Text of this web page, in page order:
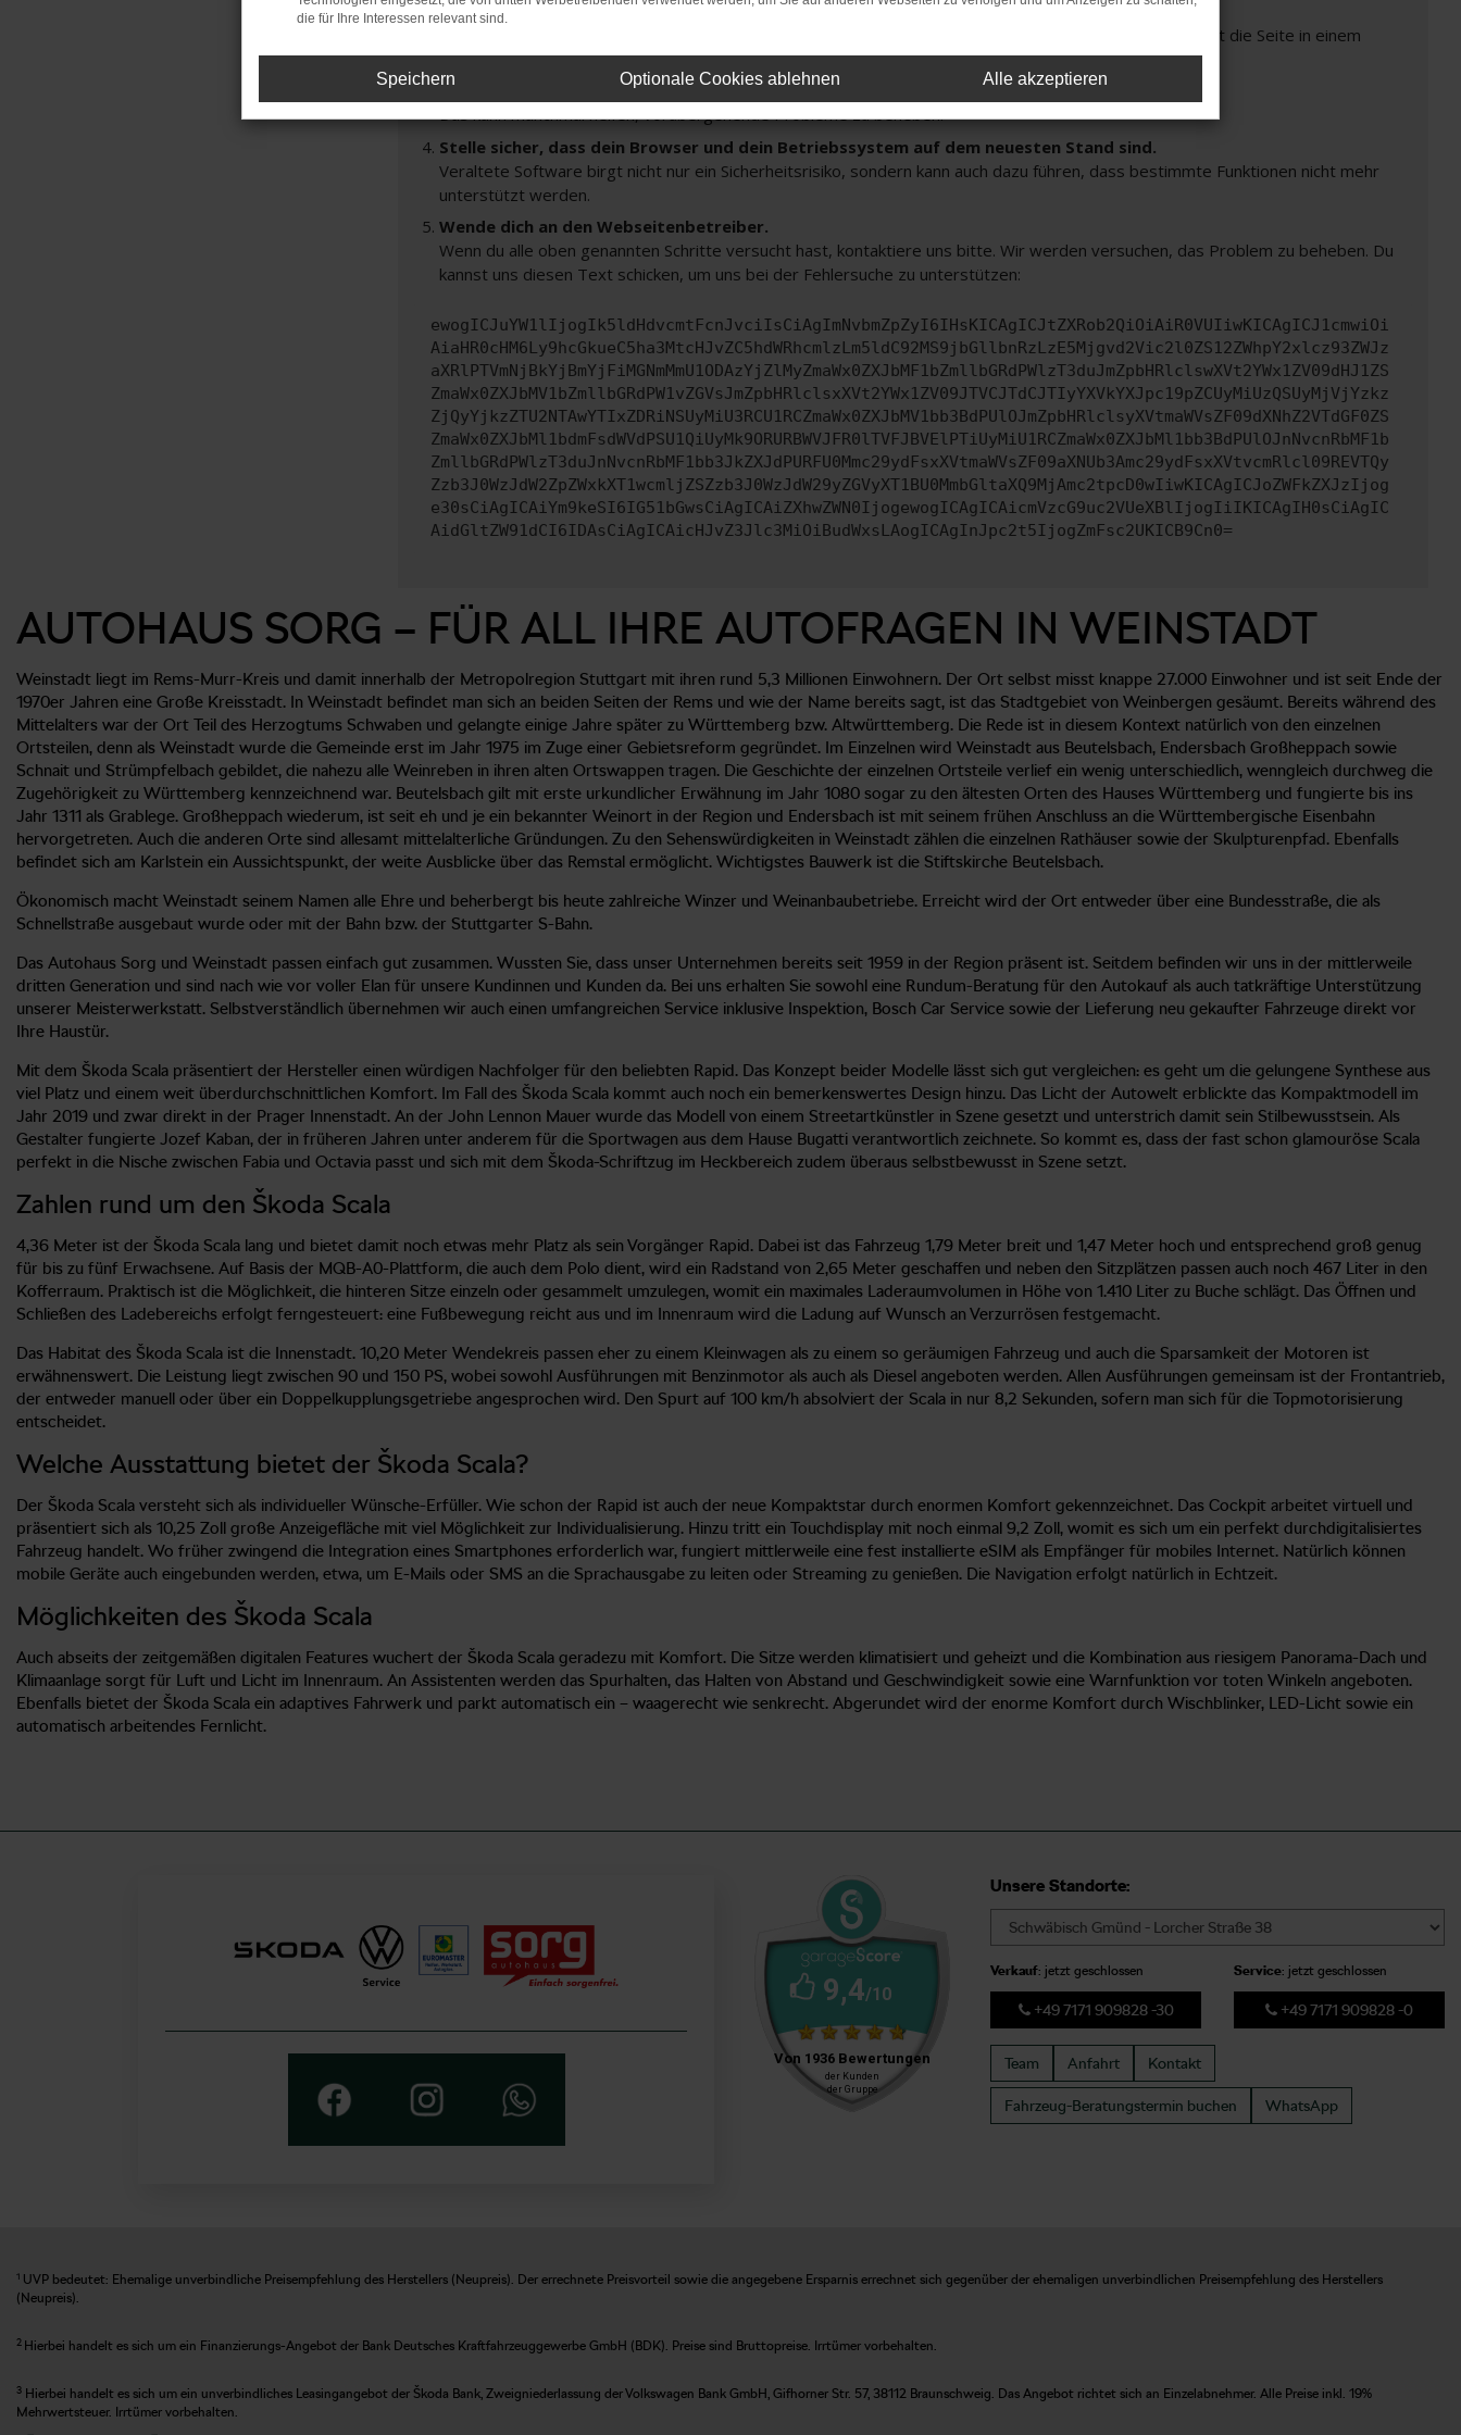
Prüfe deine Browsererweiterungen.
Manche Erweiterungen, wie Werbeblocker, können das Laden bestimmter Seiten verhindern. Funktioniert die Seite in einem
anderen Browser oder in einem privaten Fenster?
Starte dein Gerät neu.
Das kann manchmal helfen, vorübergehende Probleme zu beheben.
Stelle sicher, dass dein Browser und dein Betriebssystem auf dem neuesten Stand sind.
Veraltete Software birgt nicht nur ein Sicherheitsrisiko, sondern kann auch dazu führen, dass bestimmte Funktionen nicht mehr
unterstützt werden.
Wende dich an den Webseitenbetreiber.
Wenn du alle oben genannten Schritte versucht hast, kontaktiere uns bitte. Wir werden versuchen, das Problem zu beheben. Du
kannst uns diesen Text schicken, um uns bei der Fehlersuche zu unterstützen:
ewogICJuYW1lIjogIk5ldHdvcmtFcnJvciIsCiAgImNvbmZpZyI6IHsKICAgICJtZXRob2QiOiAiR0VUIiwKICAgICJ1cmwiOi
AiaHR0cHM6Ly9hcGkueC5ha3MtcHJvZC5hdWRhcmlzLm5ldC92MS9jbGllbnRzLzE5Mjgvd2Vic2l0ZS12ZWhpY2xlcz93ZWJz
aXRlPTVmNjBkYjBmYjFiMGNmMmU1ODAzYjZlMyZmaWx0ZXJbMF1bZmllbGRdPWlzT3duJmZpbHRlclswXVt2YWx1ZV09dHJ1ZS
ZmaWx0ZXJbMV1bZmllbGRdPW1vZGVsJmZpbHRlclsxXVt2YWx1ZV09JTVCJTdCJTIyYXVkYXJpc19pZCUyMiUzQSUyMjVjYzkz
ZjQyYjkzZTU2NTAwYTIxZDRiNSUyMiU3RCU1RCZmaWx0ZXJbMV1bb3BdPUlOJmZpbHRlclsyXVtmaWVsZF09dXNhZ2VTdGF0ZS
ZmaWx0ZXJbMl1bdmFsdWVdPSU1QiUyMk9ORURBWVJFR0lTVFJBVElPTiUyMiU1RCZmaWx0ZXJbMl1bb3BdPUlOJnNvcnRbMF1b
ZmllbGRdPWlzT3duJnNvcnRbMF1bb3JkZXJdPURFU0Mmc29ydFsxXVtmaWVsZF09aXNUb3Amc29ydFsxXVtvcmRlcl09REVTQy
Zzb3J0WzJdW2ZpZWxkXT1wcmljZSZzb3J0WzJdW29yZGVyXT1BU0MmbGltaXQ9MjAmc2tpcD0wIiwKICAgICJoZWFkZXJzIjog
e30sCiAgICAiYm9keSI6IG51bGwsCiAgICAiZXhwZWN0IjogewogICAgICAicmVzcG9uc2VUeXBlIjogIiIKICAgIH0sCiAgIC
AidGltZW91dCI6IDAsCiAgICAicHJvZ3Jlc3MiOiBudWxsLAogICAgInJpc2t5IjogZmFsc2UKICB9Cn0=
AUTOHAUS SORG – FÜR ALL IHRE AUTOFRAGEN IN WEINSTADT
Weinstadt liegt im Rems-Murr-Kreis und damit innerhalb der Metropolregion Stuttgart mit ihren rund 5,3 Millionen Einwohnern. Der Ort selbst misst knappe 27.000 Einwohner und ist seit Ende der
1970er Jahren eine Große Kreisstadt. In Weinstadt befindet man sich an beiden Seiten der Rems und wie der Name bereits sagt, ist das Stadtgebiet von Weinbergen gesäumt. Bereits während des
Mittelalters war der Ort Teil des Herzogtums Schwaben und gelangte einige Jahre später zu Württemberg bzw. Altwürttemberg. Die Rede ist in diesem Kontext natürlich von den einzelnen
Ortsteilen, denn als Weinstadt wurde die Gemeinde erst im Jahr 1975 im Zuge einer Gebietsreform gegründet. Im Einzelnen wird Weinstadt aus Beutelsbach, Endersbach Großheppach sowie
Schnait und Strümpfelbach gebildet, die nahezu alle Weinreben in ihren alten Ortswappen tragen. Die Geschichte der einzelnen Ortsteile verlief ein wenig unterschiedlich, wenngleich durchweg die
Zugehörigkeit zu Württemberg kennzeichnend war. Beutelsbach gilt mit erste urkundlicher Erwähnung im Jahr 1080 sogar zu den ältesten Orten des Hauses Württemberg und fungierte bis ins
Jahr 1311 als Grablege. Großheppach wiederum, ist seit eh und je ein bekannter Weinort in der Region und Endersbach ist mit seinem frühen Anschluss an die Württembergische Eisenbahn
hervorgetreten. Auch die anderen Orte sind allesamt mittelalterliche Gründungen. Zu den Sehenswürdigkeiten in Weinstadt zählen die einzelnen Rathäuser sowie der Skulpturenpfad. Ebenfalls
befindet sich am Karlstein ein Aussichtspunkt, der weite Ausblicke über das Remstal ermöglicht. Wichtigstes Bauwerk ist die Stiftskirche Beutelsbach.
Ökonomisch macht Weinstadt seinem Namen alle Ehre und beherbergt bis heute zahlreiche Winzer und Weinanbaubetriebe. Erreicht wird der Ort entweder über eine Bundesstraße, die als
Schnellstraße ausgebaut wurde oder mit der Bahn bzw. der Stuttgarter S-Bahn.
Das Autohaus Sorg und Weinstadt passen einfach gut zusammen. Wussten Sie, dass unser Unternehmen bereits seit 1959 in der Region präsent ist. Seitdem befinden wir uns in der mittlerweile
dritten Generation und sind nach wie vor voller Elan für unsere Kundinnen und Kunden da. Bei uns erhalten Sie sowohl eine Rundum-Beratung für den Autokauf als auch tatkräftige Unterstützung
unserer Meisterwerkstatt. Selbstverständlich übernehmen wir auch einen umfangreichen Service inklusive Inspektion, Bosch Car Service sowie der Lieferung neu gekaufter Fahrzeuge direkt vor
Ihre Haustür.
Mit dem Škoda Scala präsentiert der Hersteller einen würdigen Nachfolger für den beliebten Rapid. Das Konzept beider Modelle lässt sich gut vergleichen: es geht um die gelungene Synthese aus
viel Platz und einem weit überdurchschnittlichen Komfort. Im Fall des Škoda Scala kommt auch noch ein bemerkenswertes Design hinzu. Das Licht der Autowelt erblickte das Kompaktmodell im
Jahr 2019 und zwar direkt in der Prager Innenstadt. An der John Lennon Mauer wurde das Modell von einem Streetartkünstler in Szene gesetzt und unterstrich damit sein Stilbewusstsein. Als
Gestalter fungierte Jozef Kaban, der in früheren Jahren unter anderem für die Sportwagen aus dem Hause Bugatti verantwortlich zeichnete. So kommt es, dass der fast schon glamouröse Scala
perfekt in die Nische zwischen Fabia und Octavia passt und sich mit dem Škoda-Schriftzug im Heckbereich zudem überaus selbstbewusst in Szene setzt.
Zahlen rund um den Škoda Scala
4,36 Meter ist der Škoda Scala lang und bietet damit noch etwas mehr Platz als sein Vorgänger Rapid. Dabei ist das Fahrzeug 1,79 Meter breit und 1,47 Meter hoch und entsprechend groß genug
für bis zu fünf Erwachsene. Auf Basis der MQB-A0-Plattform, die auch dem Polo dient, wird ein Radstand von 2,65 Meter geschaffen und neben den Sitzplätzen passen auch noch 467 Liter in den
Kofferraum. Praktisch ist die Möglichkeit, die hinteren Sitze einzeln oder gesammelt umzulegen, womit ein maximales Laderaumvolumen in Höhe von 1.410 Liter zu Buche schlägt. Das Öffnen und
Schließen des Ladebereichs erfolgt ferngesteuert: eine Fußbewegung reicht aus und im Innenraum wird die Ladung auf Wunsch an Verzurrösen festgemacht.
Das Habitat des Škoda Scala ist die Innenstadt. 10,20 Meter Wendekreis passen eher zu einem Kleinwagen als zu einem so geräumigen Fahrzeug und auch die Sparsamkeit der Motoren ist
erwähnenswert. Die Leistung liegt zwischen 90 und 150 PS, wobei sowohl Ausführungen mit Benzinmotor als auch als Diesel angeboten werden. Allen Ausführungen gemeinsam ist der Frontantrieb,
der entweder manuell oder über ein Doppelkupplungsgetriebe angesprochen wird. Den Spurt auf 100 km/h absolviert der Scala in nur 8,2 Sekunden, sofern man sich für die Topmotorisierung
entscheidet.
Welche Ausstattung bietet der Škoda Scala?
Der Škoda Scala versteht sich als individueller Wünsche-Erfüller. Wie schon der Rapid ist auch der neue Kompaktstar durch enormen Komfort gekennzeichnet. Das Cockpit arbeitet virtuell und
präsentiert sich als 10,25 Zoll große Anzeigefläche mit viel Möglichkeit zur Individualisierung. Hinzu tritt ein Touchdisplay mit noch einmal 9,2 Zoll, womit es sich um ein perfekt durchdigitalisiertes
Fahrzeug handelt. Wo früher zwingend die Integration eines Smartphones erforderlich war, fungiert mittlerweile eine fest installierte eSIM als Empfänger für mobiles Internet. Natürlich können
mobile Geräte auch eingebunden werden, etwa, um E-Mails oder SMS an die Sprachausgabe zu leiten oder Streaming zu genießen. Die Navigation erfolgt natürlich in Echtzeit.
Möglichkeiten des Škoda Scala
Auch abseits der zeitgemäßen digitalen Features wuchert der Škoda Scala geradezu mit Komfort. Die Sitze werden klimatisiert und geheizt und die Kombination aus riesigem Panorama-Dach und
Klimaanlage sorgt für Luft und Licht im Innenraum. An Assistenten werden das Spurhalten, das Halten von Abstand und Geschwindigkeit sowie eine Warnfunktion vor toten Winkeln angeboten.
Ebenfalls bietet der Škoda Scala ein adaptives Fahrwerk und parkt automatisch ein – waagerecht wie senkrecht. Abgerundet wird der enorme Komfort durch Wischblinker, LED-Licht sowie ein
automatisch arbeitendes Fernlicht.
Unsere Standorte:
Verkauf: jetzt geschlossen
+49 7171 909828 -30
Service: jetzt geschlossen
+49 7171 909828 -0
Team Anfahrt Kontakt
Fahrzeug-Beratungstermin buchen WhatsApp
1 UVP bedeutet: Ehemalige unverbindliche Preisempfehlung des Herstellers (Neupreis). Der errechnete Preisvorteil sowie die angegebene Ersparnis errechnet sich gegenüber der ehemaligen unverbindlichen Preisempfehlung des Herstellers
(Neupreis).
2 Hierbei handelt es sich um ein Finanzierungs-Angebot der Bank Deutsches Kraftfahrzeuggewerbe GmbH (BDK). Preise sind Bruttopreise. Irrtümer vorbehalten.
3 Hierbei handelt es sich um ein unverbindliches Leasingangebot der Škoda Bank, Zweigniederlassung der Volkswagen Bank GmbH, Gifhorner Str. 57, 38112 Braunschweig. Das Angebot richtet sich an Einzelabnehmer. Alle Preise inkl. 19%
Mehrwertsteuer. Irrtümer vorbehalten.
die für Ihre Interessen relevant sind.
Speichern Optionale Cookies ablehnen Alle akzeptieren